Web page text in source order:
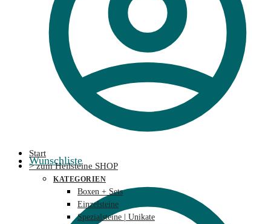
Wunschliste
Start
> zum Heilsteine SHOP
KATEGORIEN
Boxen + Sets
Einzelsteine
Spezialsteine | Unikate